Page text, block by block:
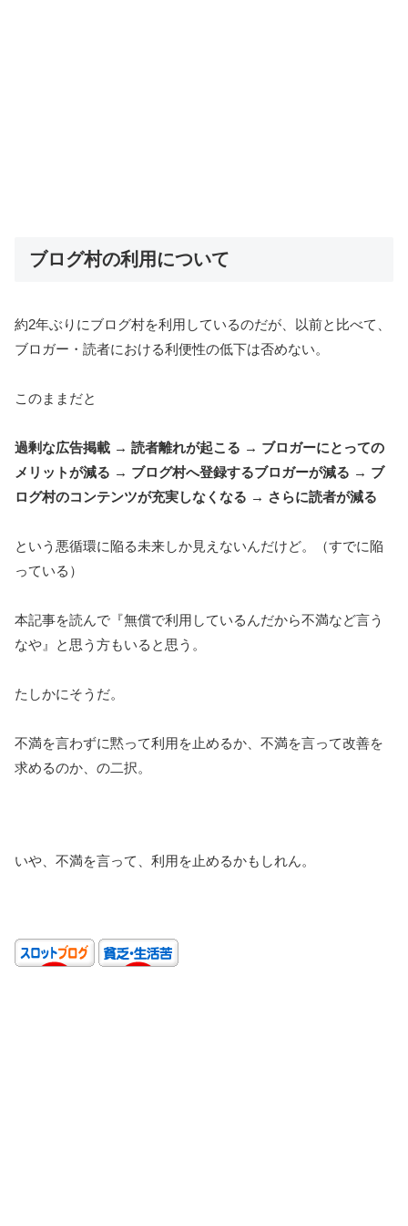
ブログ村の利用について
約2年ぶりにブログ村を利用しているのだが、以前と比べて、
ブロガー・読者における利便性の低下は否めない。
このままだと
過剰な広告掲載 → 読者離れが起こる → ブロガーにとっての
メリットが減る → ブログ村へ登録するブロガーが減る → ブ
ログ村のコンテンツが充実しなくなる → さらに読者が減る
という悪循環に陥る未来しか見えないんだけど。（すでに陥
っている）
本記事を読んで『無償で利用しているんだから不満など言う
なや』と思う方もいると思う。
たしかにそうだ。
不満を言わずに黙って利用を止めるか、不満を言って改善を
求めるのか、の二択。
いや、不満を言って、利用を止めるかもしれん。